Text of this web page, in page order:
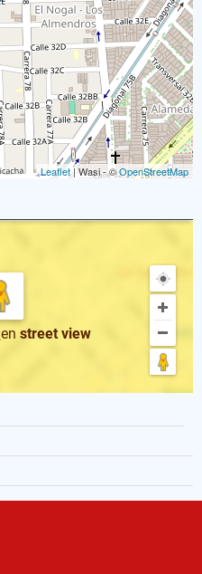
Leaflet| Wasi - ©OpenStreetMap
en street view